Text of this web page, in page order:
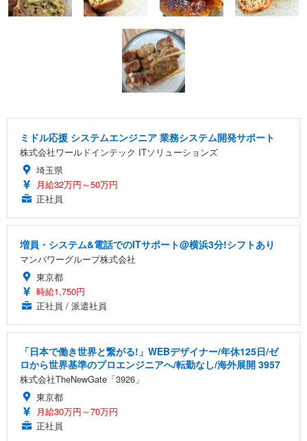
ミドル応援 システムエンジニア 業務システム開発サポート
株式会社ワールドインテック ITソリューションズ
埼玉県
月給32万円～50万円
正社員
増員・システム&電話でのITサポート@横浜3分!シフトあり
マンパワーグループ株式会社
東京都
時給1,750円
正社員 / 派遣社員
「日本で働き世界と繋がる!」WEBデザイナー/年休125日/ゼ
ロから世界基準のプロエンジニアへ/転勤なし/海外展開 3957
株式会社TheNewGate「3926」
東京都
月給30万円～70万円
正社員